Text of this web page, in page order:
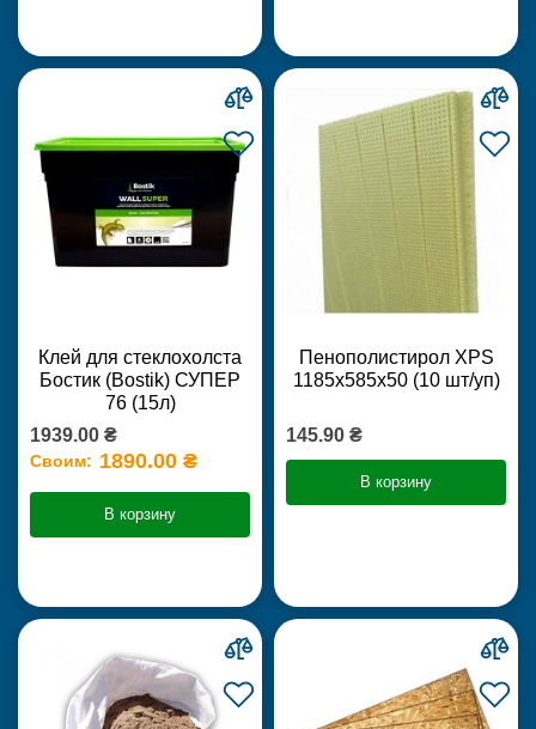
Клей для стеклохолста
Бостик (Bostik) СУПЕР
76 (15л)
1939.00 ₴
Своим: 1890.00 ₴
В корзину
Пенополистирол XPS
1185х585х50 (10 шт/уп)
145.90 ₴
В корзину